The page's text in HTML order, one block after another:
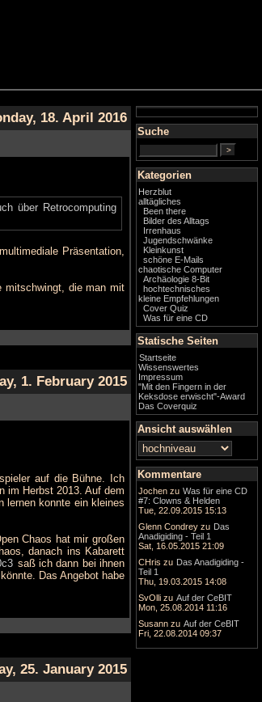
18. April 2016
über Retrocomputing
Präsentation,
mitschwingt, die man mit
1. February 2015
auf die Bühne. Ich
im Herbst 2013. Auf dem
lernen konnte ein kleines
Chaos hat mir großen
danach ins Kabarett
saß ich dann bei ihnen
Das Angebot habe
25. January 2015
Suche
Kategorien
Herzblut
alltägliches
Been there
Bilder des Alltags
Irrenhaus
Jugendschwänke
Kleinkunst
schöne E-Mails
chaotische Computer
Archäologie 8-Bit
hochtechnisches
kleine Empfehlungen
Cover Quiz
Was für eine CD
Statische Seiten
Startseite
Wissenswertes
Impressum
"Mit den Fingern in der
Keksdose erwischt"-Award
Das Coverquiz
Ansicht auswählen
Kommentare
Jochen zu Was für eine CD
#7: Clowns & Helden
Tue, 22.09.2015 15:13
Glenn Condrey zu Das
Anadigiding - Teil 1
Sat, 16.05.2015 21:09
CHris zu Das Anadigiding -
Teil 1
Thu, 19.03.2015 14:08
SvOlli zu Auf der CeBIT
Mon, 25.08.2014 11:16
Susann zu Auf der CeBIT
Fri, 22.08.2014 09:37